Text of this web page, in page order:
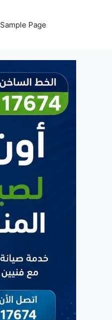
Sample Page